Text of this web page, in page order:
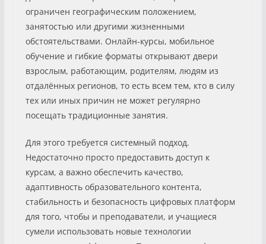
ограничен географическим положением,
занятостью или другими жизненными
обстоятельствами. Онлайн-курсы, мобильное
обучение и гибкие форматы открывают двери
взрослым, работающим, родителям, людям из
отдалённых регионов, то есть всем тем, кто в силу
тех или иных причин не может регулярно
посещать традиционные занятия.
Для этого требуется системный подход.
Недостаточно просто предоставить доступ к
курсам, а важно обеспечить качество,
адаптивность образовательного контента,
стабильность и безопасность цифровых платформ
для того, чтобы и преподаватели, и учащиеся
сумели использовать новые технологии